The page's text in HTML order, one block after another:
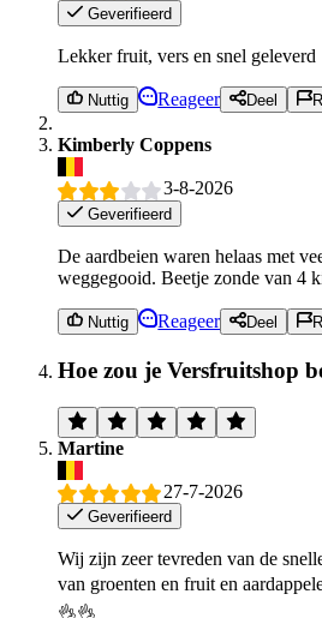
Geverifieerd
Lekker fruit, vers en snel geleverd
Nuttig Reageer Deel
Kimberly Coppens
3-8-2026
Geverifieerd
De aardbeien waren helaas met
weggegooid. Beetje zonde van 4
Nuttig Reageer Deel
Hoe zou je Versfruitshop
Martine
27-7-2026
Geverifieerd
Wij zijn zeer tevreden van de
van groenten en fruit en